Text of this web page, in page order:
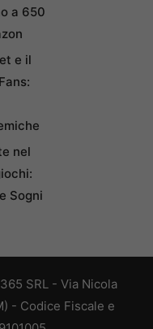
a 650
e il
nel
Sogni
SRL - Via Nicola
- Codice Fiscale e